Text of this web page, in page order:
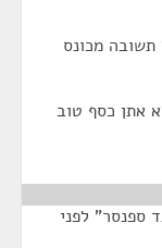
מכונס
אתן כסף טוב
ספנסר" לפני